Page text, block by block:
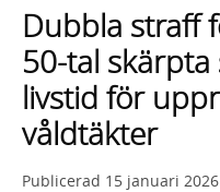
lista
med
sökförslag
Dubbla straff
50-tal
livstid för
våldtäkter
Publicerad 15 januari 2026